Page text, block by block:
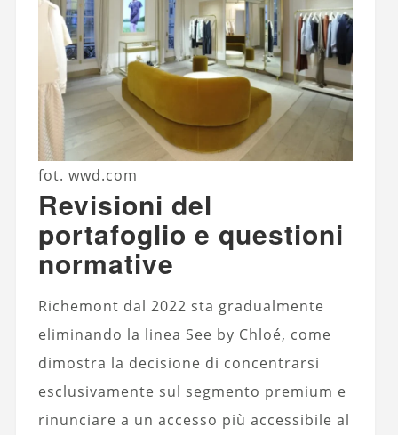
fot. wwd.com
Revisioni del
portafoglio e questioni
normative
Richemont dal 2022 sta gradualmente
eliminando la linea See by Chloé, come
dimostra la decisione di concentrarsi
esclusivamente sul segmento premium e
rinunciare a un accesso più accessibile al